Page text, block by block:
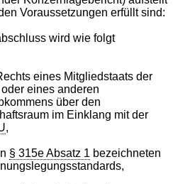
Voraussetzungen erfüllt sind:
wird wie folgt
eines Mitgliedstaats der
eines anderen
über den
im Einklang mit der
,
§ 315e Absatz 1 bezeichneten